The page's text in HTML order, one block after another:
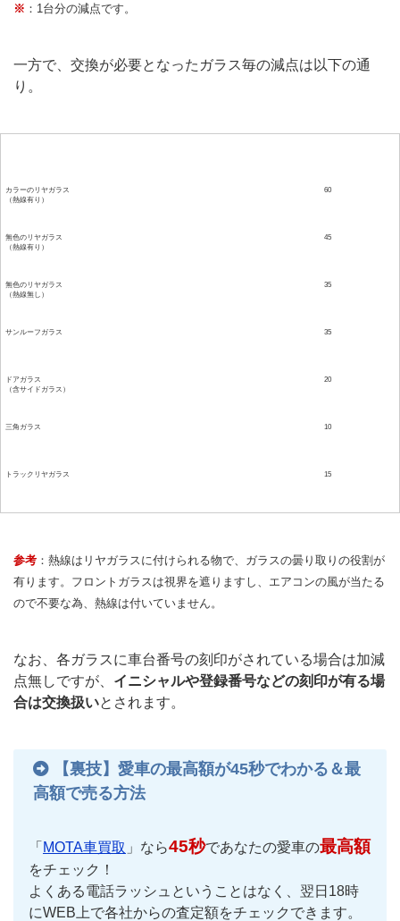
※ ：1台分の減点です。
一方で、交換が必要となったガラス毎の減点は以下の通
り。
カラーのリヤガラス
（熱線有り）
60
無色のリヤガラス
（熱線有り）
45
無色のリヤガラス
（熱線無し）
35
サンルーフガラス 35
ドアガラス
（含サイドガラス）
20
三角ガラス 10
トラックリヤガラス 15
参考 ：熱線はリヤガラスに付けられる物で、ガラスの曇り取りの役割が
有ります。フロントガラスは視界を遮りますし、エアコンの風が当たる
ので不要な為、熱線は付いていません。
なお、各ガラスに車台番号の刻印がされている場合は加減
点無しですが、 イニシャルや登録番号などの刻印が有る場
合は交換扱いとされます。
【裏技】愛車の最高額が45秒でわかる＆最
高額で売る方法
「 MOTA車買取 」なら45秒であなたの愛車の最高額
をチェック！
よくある電話ラッシュということはなく、翌日18時
にWEB上で各社からの査定額をチェックできます。